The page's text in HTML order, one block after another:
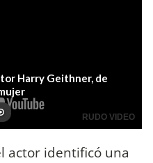
actor identificó una